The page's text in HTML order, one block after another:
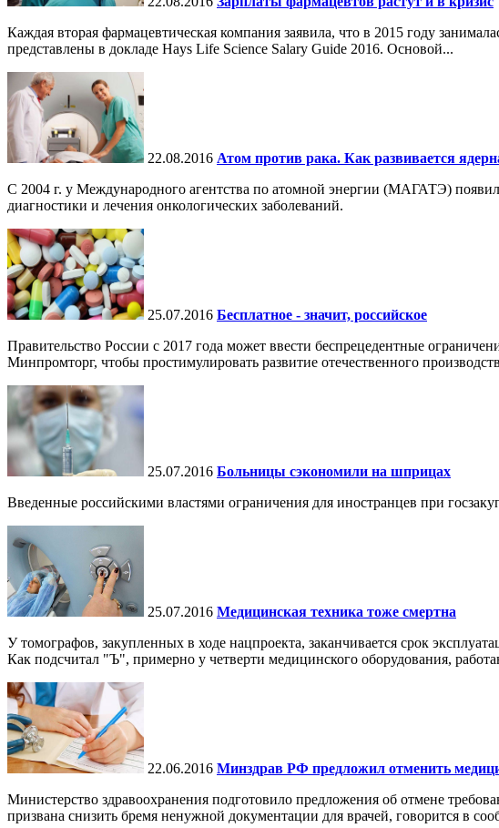
Каждая вторая фармацевтическая компания заявила, что в 2015 году
представлены в докладе Hays Life Science Salary Guide 2016. Основой...
22.08.2016 Атом против рака. Как развивается
С 2004 г. у Международного агентства по атомной энергии (МАГАТЭ)
диагностики и лечения онкологических заболеваний.
25.07.2016 Бесплатное - значит, российское
Правительство России с 2017 года может ввести беспрецедентные
Минпромторг, чтобы простимулировать развитие отечественного
25.07.2016 Больницы сэкономили на шприцах
Введенные российскими властями ограничения для иностранцев при
25.07.2016 Медицинская техника тоже смертна
У томографов, закупленных в ходе нацпроекта, заканчивается срок
Как подсчитал "Ъ", примерно у четверти медицинского оборудования,
22.06.2016 Минздрав РФ предложил отменить
Министерство здравоохранения подготовило предложения об отмене
призвана снизить бремя ненужной документации для врачей, говорится в